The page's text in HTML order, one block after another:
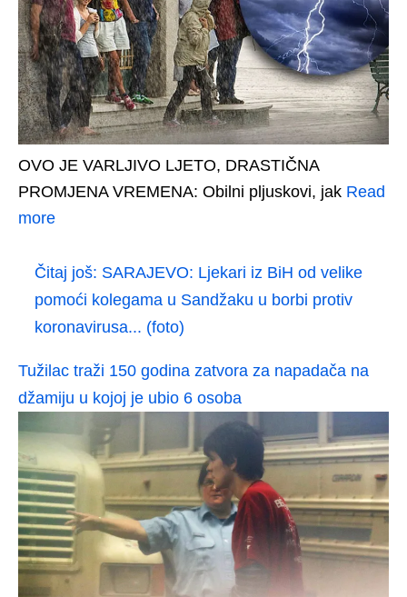
OVO JE VARLJIVO LJETO, DRASTIČNA
PROMJENA VREMENA: Obilni pljuskovi, jak Read
more
Čitaj još: SARAJEVO: Ljekari iz BiH od velike
pomoći kolegama u Sandžaku u borbi protiv
koronavirusa... (foto)
Tužilac traži 150 godina zatvora za napadača na
džamiju u kojoj je ubio 6 osoba